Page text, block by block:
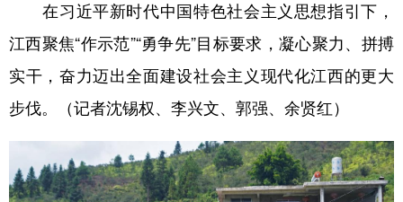
在习近平新时代中国特色社会主义思想指引下，
江西聚焦“作示范”“勇争先”目标要求，凝心聚力、拼搏
实干，奋力迈出全面建设社会主义现代化江西的更大
步伐。（记者沈锡权、李兴文、郭强、余贤红）